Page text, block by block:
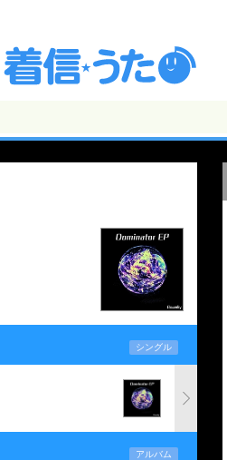
シングル
アルバム